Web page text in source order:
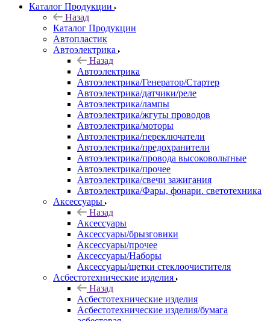
Каталог Продукции
Назад
Каталог Продукции
Автопластик
Автоэлектрика
Назад
Автоэлектрика
Автоэлектрика/Генератор/Стартер
Автоэлектрика/датчики/реле
Автоэлектрика/лампы
Автоэлектрика/жгуты проводов
Автоэлектрика/моторы
Автоэлектрика/переключатели
Автоэлектрика/предохранители
Автоэлектрика/провода высоковольтные
Автоэлектрика/прочее
Автоэлектрика/свечи зажигания
Автоэлектрика/Фары, фонари. светотехника
Аксессуары
Назад
Аксессуары
Аксессуары/брызговики
Аксессуары/прочее
Аксессуары/Наборы
Аксессуары/щетки стеклоочистителя
Асбестотехнические изделия
Назад
Асбестотехнические изделия
Асбестотехнические изделия/бумага